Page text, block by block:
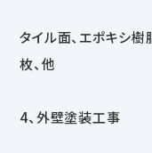
タイル面、エポキ
枚、他
4、外壁塗装工事